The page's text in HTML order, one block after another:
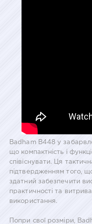
Badham B448 у
що компактність і
співіснувати. Ця
підтвердженням того,
здатний забезпечити
практичності та
використання.
Попри свої розміри,